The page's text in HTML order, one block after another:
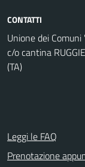
CONTATTI
Unione dei
c/o cantina
(TA)
Leggi le FAQ
Prenotazione